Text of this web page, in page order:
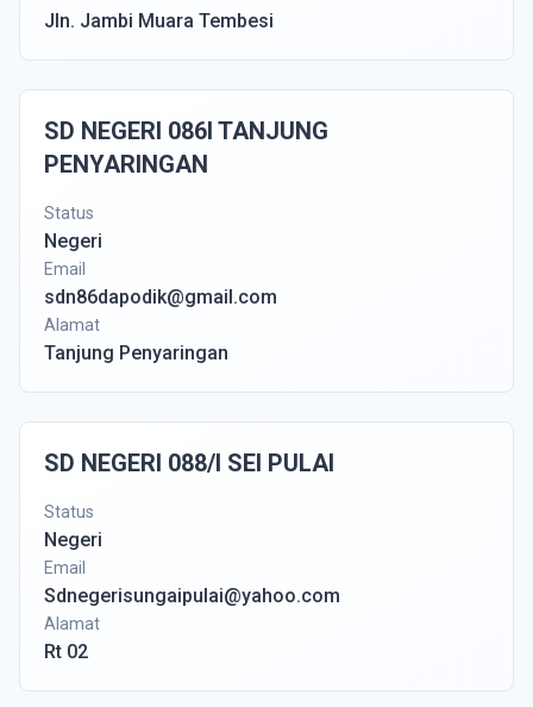
Jln. Jambi Muara Tembesi
SD NEGERI 086I TANJUNG
PENYARINGAN
Status
Negeri
Email
sdn86dapodik@gmail.com
Alamat
Tanjung Penyaringan
SD NEGERI 088/I SEI PULAI
Status
Negeri
Email
Sdnegerisungaipulai@yahoo.com
Alamat
Rt 02